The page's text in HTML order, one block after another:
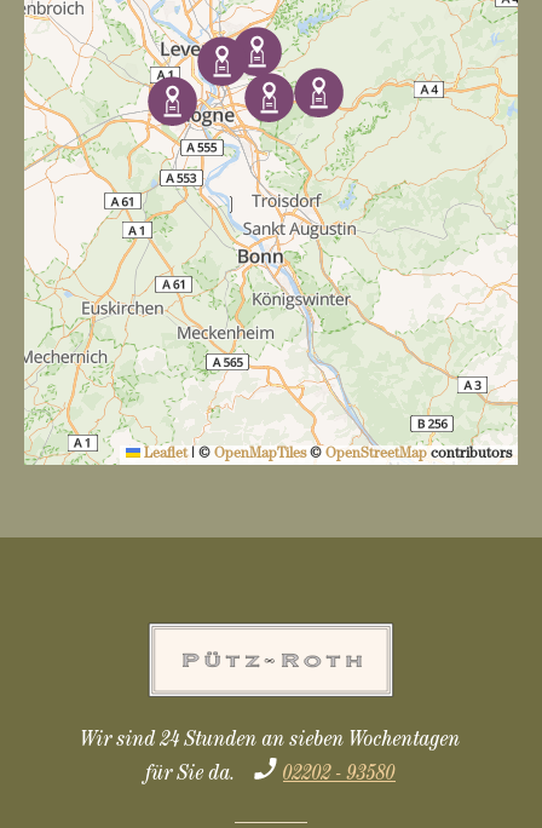
Leaflet | © OpenMapTiles© OpenStreetMap contributors
Wir sind 24 Stunden an sieben Wochentagen
für Sie da.
02202 - 93580